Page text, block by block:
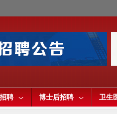
聘 博士后招聘 卫生